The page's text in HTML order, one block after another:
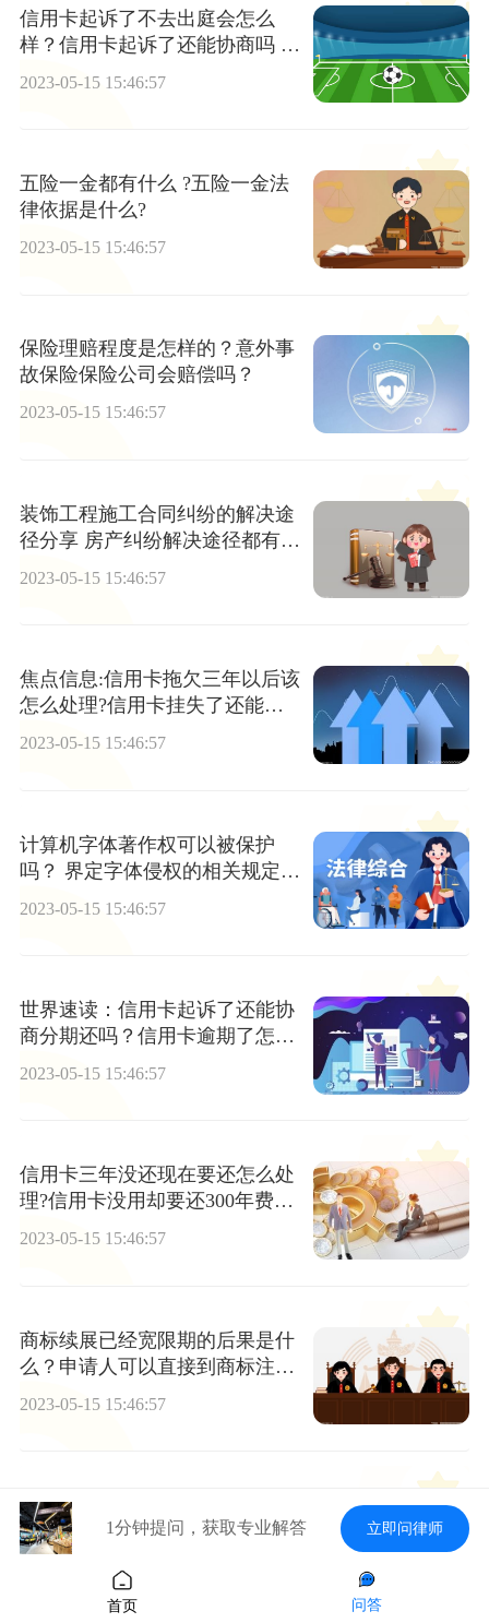
信用卡起诉了不去出庭会怎么
样？信用卡起诉了还能协商吗 世
2023-05-15 15:46:57
五险一金都有什么 ?五险一金法
律依据是什么?
2023-05-15 15:46:57
保险理赔程度是怎样的？意外事
故保险保险公司会赔偿吗？
2023-05-15 15:46:57
装饰工程施工合同纠纷的解决途
径分享 房产纠纷解决途径都有哪
2023-05-15 15:46:57
焦点信息:信用卡拖欠三年以后该
怎么处理?信用卡挂失了还能还
款吗?
2023-05-15 15:46:57
计算机字体著作权可以被保护
吗？ 界定字体侵权的相关规定有
2023-05-15 15:46:57
世界速读：信用卡起诉了还能协
商分期还吗？信用卡逾期了怎么
2023-05-15 15:46:57
信用卡三年没还现在要还怎么处
理?信用卡没用却要还300年费怎
么办?_当前最新
2023-05-15 15:46:57
商标续展已经宽限期的后果是什
么？申请人可以直接到商标注册
2023-05-15 15:46:57
今日聚焦!咸宁高新区举行“高水
平安全·高质量发展”主题活动
2023-05-15 15:46:57
1分钟提问，获取专业解答 立即问律师
首页 问答